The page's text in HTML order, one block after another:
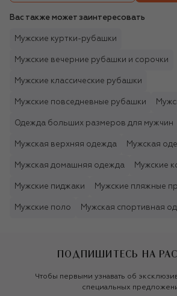
Вас также может заинтересовать
Мужские куртки-рубашки
Мужские вечерние рубашки и сорочки
Мужские классические рубашки
Мужские повседневные рубашки
Одежда больших размеров для мужчин
Мужская верхняя одежда Мужская
Мужская домашняя одежда Мужские
Мужские пиджаки Мужские пляжные
Мужские поло Мужская спортивная
ПОДПИШИТЕСЬ НА
Чтобы первыми узнавать об
специальных